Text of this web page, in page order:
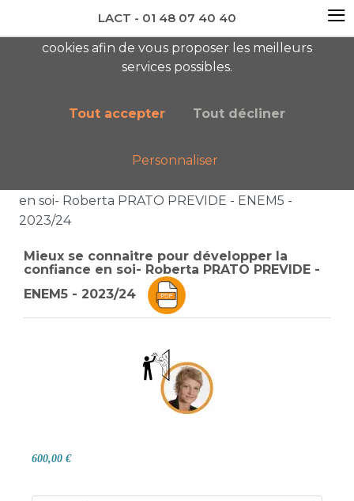
newsletter AC
Boutique
Catalogue général
en soi- Roberta PRATO PREVIDE - ENEM5 -
2023/24
Mieux se connaitre pour développer la
confiance en soi- Roberta PRATO PREVIDE -
ENEM5 - 2023/24
600,00 €
cookies afin de vous proposer les meilleurs
services possibles.
Tout accepter Tout décliner
Personnaliser
LACT - 01 48 07 40 40 ≡